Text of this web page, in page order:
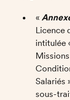
«
Licence
intitulée
Salariés
sous-